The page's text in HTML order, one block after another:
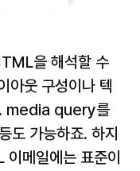
을 해석할 수
아웃 구성이나 텍
. media query를
도 가능하죠. 하지
메일에는 표준이